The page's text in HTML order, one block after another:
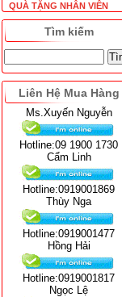
QUÀ TẶNG NHÂN VIÊN
Tìm kiếm
Liên Hệ Mua Hàng
Ms.Xuyến Nguyễn
Hotline:09 1900 1730
Cẩm Linh
Hotline:0919001869
Thùy Nga
Hotline:0919001477
Hồng Hải
Hotline:0919001817
Ngọc Lệ